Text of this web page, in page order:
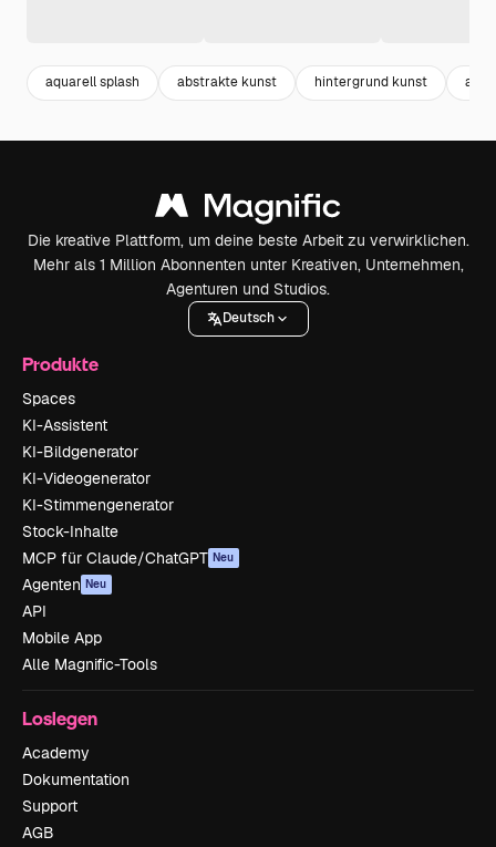
aquarell splash abstrakte kunst hintergrund kunst
Die kreative Plattform, um deine beste Arbeit zu verwirklichen.
Mehr als 1 Million Abonnenten unter Kreativen, Unternehmen,
Agenturen und Studios.
Deutsch
Produkte
Spaces
KI-Assistent
KI-Bildgenerator
KI-Videogenerator
KI-Stimmengenerator
Stock-Inhalte
MCP für Claude/ChatGPT Neu
Agenten Neu
API
Mobile App
Alle Magnific-Tools
Loslegen
Academy
Dokumentation
Support
AGB